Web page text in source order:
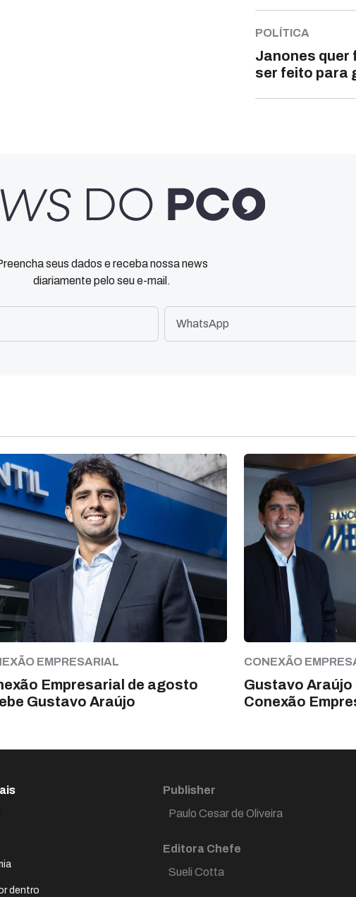
POLÍTICA
Janones quer
ser feito para
seus dados e receba nossa news
diariamente pelo seu e-mail.
EMPRESARIAL
Empresarial de agosto
Gustavo Araújo
CONEXÃO
Gustavo Araújo
Conexão
dentro
Publisher
Paulo Cesar de Oliveira
Editora Chefe
Sueli Cotta